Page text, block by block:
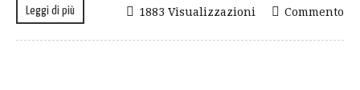
Leggi di più Commento
1883 Visualizzazioni